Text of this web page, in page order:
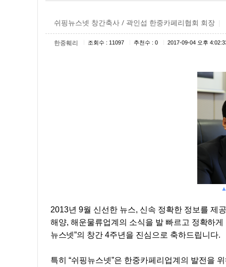
쉬핑뉴스넷 창간축사 / 곽인섭 한중카페리협회 회장
한중훼리 조회수 : 11097 추천수 : 0 2017-09-04 오후
2013년 9월 신선한 뉴스, 신속 정확한 정보를 제
해양, 해운물류업계의 소식을 발 빠르고 정확하게
뉴스넷”의 창간 4주년을 진심으로 축하드립니다.
특히 “쉬핑뉴스넷”은 한중카페리업계의 발전을